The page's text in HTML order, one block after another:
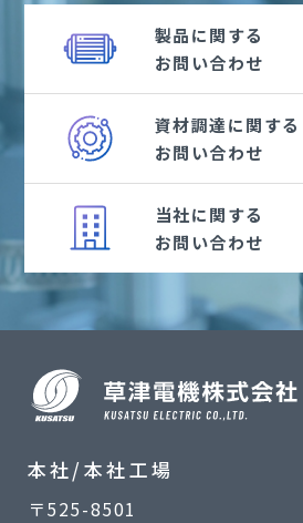
製品に関する
お問い合わせ
資材調達に関する
お問い合わせ
当社に関する
お問い合わせ
本社/本社工場
〒525-8501